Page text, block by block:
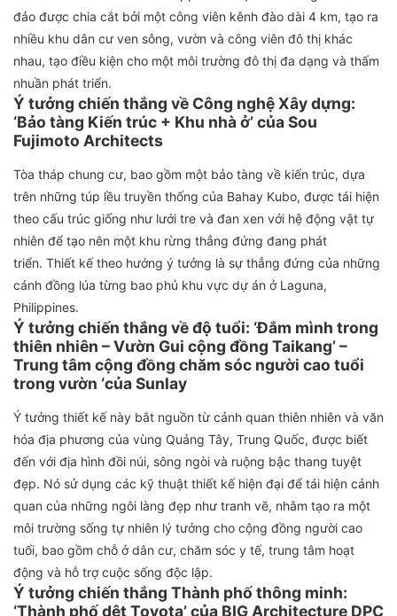
đảo được chia cắt bởi một công viên kênh đào dài 4 km, tạo ra
nhiều khu dân cư ven sông, vườn và công viên đô thị khác
nhau, tạo điều kiện cho một môi trường đô thị đa dạng và thấm
nhuần phát triển.
Ý tưởng chiến thắng về Công nghệ Xây dựng:
‘Bảo tàng Kiến trúc + Khu nhà ở’ của Sou
Fujimoto Architects
Tòa tháp chung cư, bao gồm một bảo tàng về kiến ​​trúc, dựa
trên những túp lều truyền thống của Bahay Kubo, được tái hiện
theo cấu trúc giống như lưới tre và đan xen với hệ động vật tự
nhiên để tạo nên một khu rừng thẳng đứng đang phát
triển. Thiết kế theo hướng ý tưởng là sự thẳng đứng của những
cánh đồng lúa từng bao phủ khu vực dự án ở Laguna,
Philippines.
Ý tưởng chiến thắng về độ tuổi: ‘Đắm mình trong
thiên nhiên – Vườn Gui cộng đồng Taikang’ –
Trung tâm cộng đồng chăm sóc người cao tuổi
trong vườn ‘của Sunlay
Ý tưởng thiết kế này bắt nguồn từ cảnh quan thiên nhiên và văn
hóa địa phương của vùng Quảng Tây, Trung Quốc, được biết
đến với địa hình đồi núi, sông ngòi và ruộng bậc thang tuyệt
đẹp. Nó sử dụng các kỹ thuật thiết kế hiện đại để tái hiện cảnh
quan của những ngôi làng đẹp như tranh vẽ, nhằm tạo ra một
môi trường sống tự nhiên lý tưởng cho cộng đồng người cao
tuổi, bao gồm chỗ ở dân cư, chăm sóc y tế, trung tâm hoạt
động và hỗ trợ cuộc sống độc lập.
Ý tưởng chiến thắng Thành phố thông minh:
‘Thành phố dệt Toyota’ của BIG Architecture DPC